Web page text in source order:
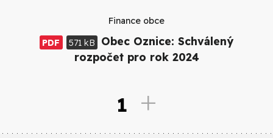
Finance obce
PDF
571 kB Obec Oznice: Schválený
rozpočet pro rok 2024
1